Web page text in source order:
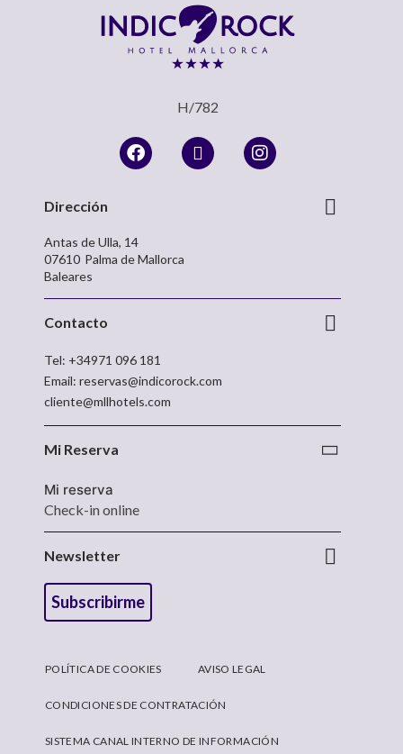
H/782
Dirección
Antas de Ulla, 14
07610 Palma de Mallorca
Baleares
Contacto
Tel: +34971 096 181
Email:reservas@indicorock.com
cliente@mllhotels.com
Mi Reserva
Mi reserva
Check-in online
Newsletter
Subscribirme
POLÍTICA DE COOKIES AVISO LEGAL
CONDICIONES DE CONTRATACIÓN
SISTEMA CANAL INTERNO DE INFORMACIÓN